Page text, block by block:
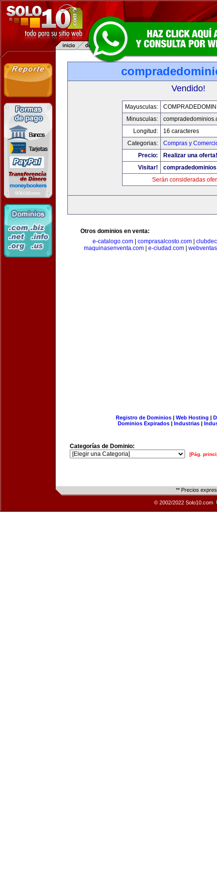
Vendido!
Mayusculas:
Minusculas:
Longitud:
16 caracteres
Categorias:
Compras y
Precio:
Realizar una oferta!
Visitar!
Serán consideradas
Otros dominios en venta:
e-catalogo.com
comprasalcosto.com
maquinasenventa.com
e-ciudad.com
Registro de Dominios| Web Hosting |
Dominios Expirados | Industrias |
Categorías de Dominio:
[Pág.
** Precios
© 2002/2022 Solo10.com